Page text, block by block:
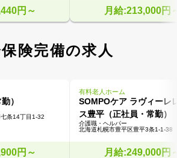
円～ 月給:213,000円
険完備の求人
）
条14丁目1-32
円～
有料老人ホーム
SOMPOケア ラヴィーレ
ス豊平（正社員・常勤）
介護職・ヘルパー
北海道札幌市豊平区豊平3条1-1-38
月給:249,000円